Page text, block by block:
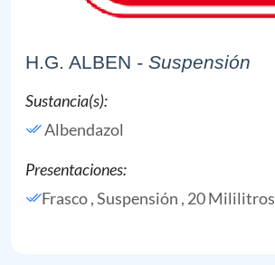
H.G. ALBEN - Suspensión
Sustancia(s):
Albendazol
Presentaciones:
Frasco , Suspensión , 20 Mililitros